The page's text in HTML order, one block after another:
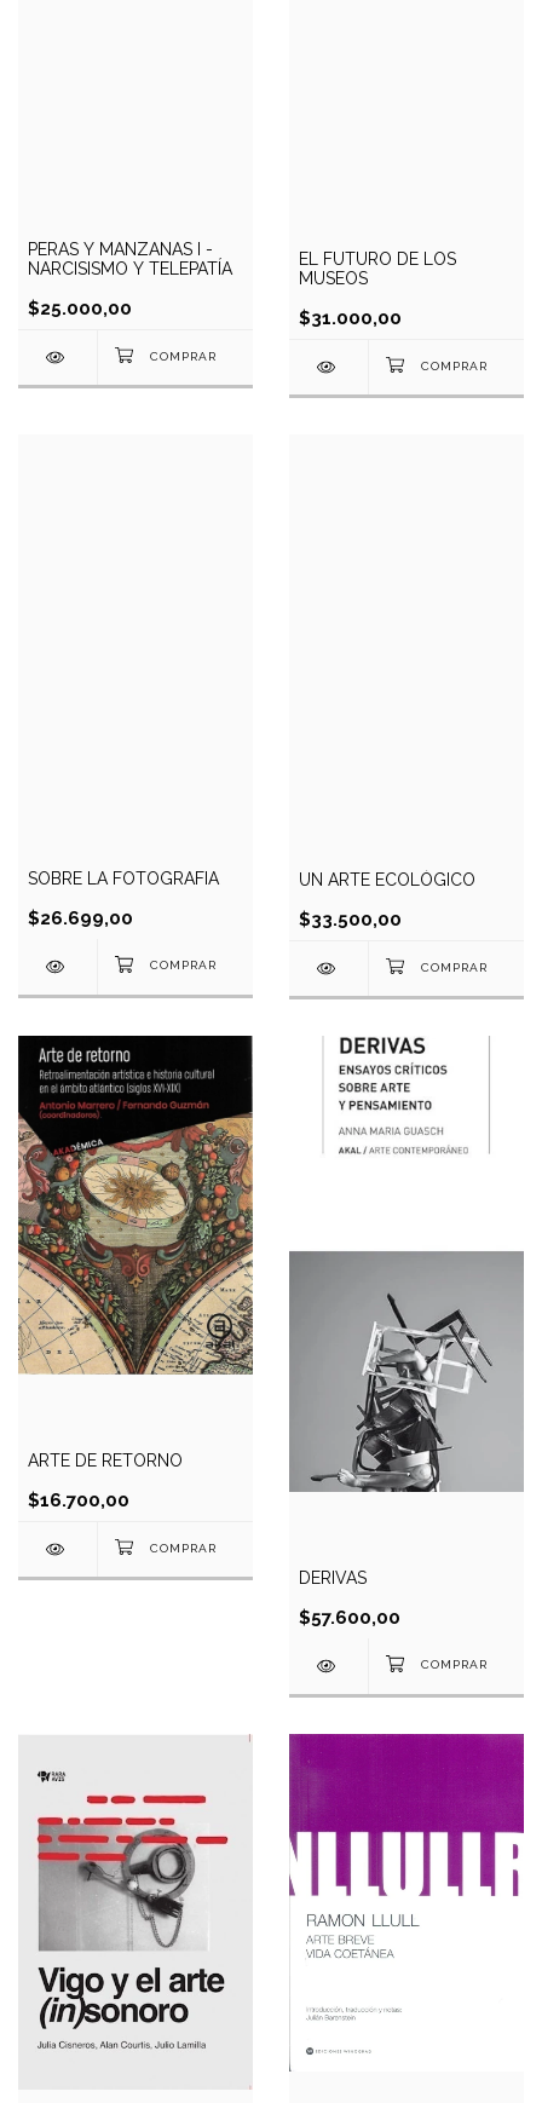
PERAS Y MANZANAS I -
NARCISISMO Y TELEPATÍA
$25.000,00
EL FUTURO DE LOS
MUSEOS
$31.000,00
SOBRE LA FOTOGRAFIA
$26.699,00
UN ARTE ECOLÓGICO
$33.500,00
ARTE DE RETORNO
$16.700,00
DERIVAS
$57.600,00